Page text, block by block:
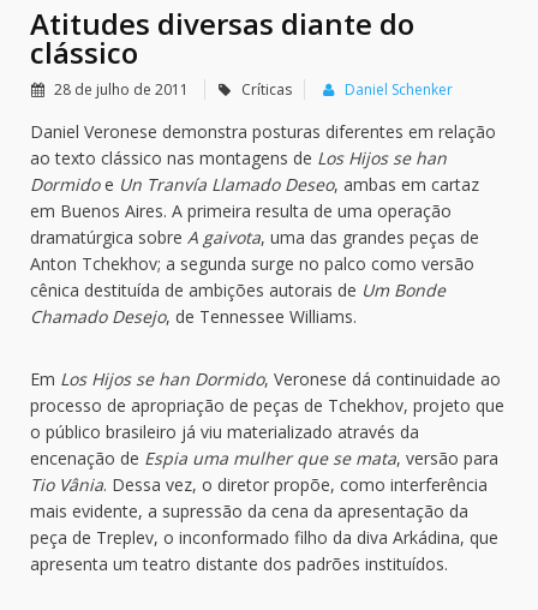
Atitudes diversas diante do
clássico
28 de julho de 2011 Críticas Daniel Schenker
Daniel Veronese demonstra posturas diferentes em relação
ao texto clássico nas montagens de Los Hijos se han
Dormidoe Un Tranvía Llamado Deseo, ambas em cartaz
em Buenos Aires. A primeira resulta de uma operação
dramatúrgica sobre A gaivota, uma das grandes peças de
Anton Tchekhov; a segunda surge no palco como versão
cênica destituída de ambições autorais de Um Bonde
Chamado Desejo, de Tennessee Williams.
Em Los Hijos se han Dormido, Veronese dá continuidade ao
processo de apropriação de peças de Tchekhov, projeto que
o público brasileiro já viu materializado através da
encenação de Espia uma mulher que se mata, versão para
Tio Vânia. Dessa vez, o diretor propõe, como interferência
mais evidente, a supressão da cena da apresentação da
peça de Treplev, o inconformado filho da diva Arkádina, que
apresenta um teatro distante dos padrões instituídos.